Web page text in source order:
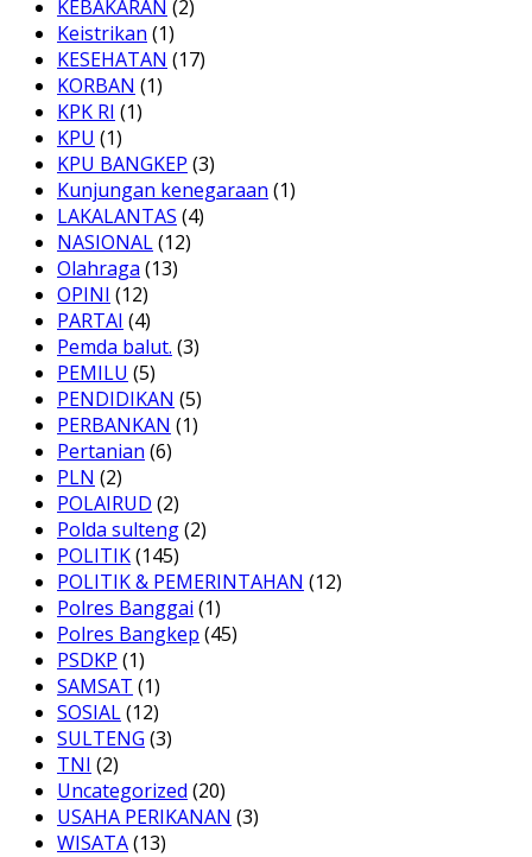
KEBAKARAN (2)
Keistrikan (1)
KESEHATAN (17)
KORBAN (1)
KPK RI (1)
KPU (1)
KPU BANGKEP (3)
Kunjungan kenegaraan (1)
LAKALANTAS (4)
NASIONAL(12)
Olahraga (13)
OPINI (12)
PARTAI (4)
Pemda balut. (3)
PEMILU (5)
PENDIDIKAN (5)
PERBANKAN (1)
Pertanian (6)
PLN (2)
POLAIRUD (2)
Polda sulteng(2)
POLITIK(145)
POLITIK & PEMERINTAHAN (12)
Polres Banggai (1)
Polres Bangkep (45)
PSDKP (1)
SAMSAT (1)
SOSIAL(12)
SULTENG (3)
TNI (2)
Uncategorized (20)
USAHA PERIKANAN (3)
WISATA(13)